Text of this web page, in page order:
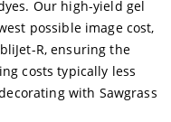
Our high-yield gel
possible image cost,
R, ensuring the
costs typically less
with Sawgrass